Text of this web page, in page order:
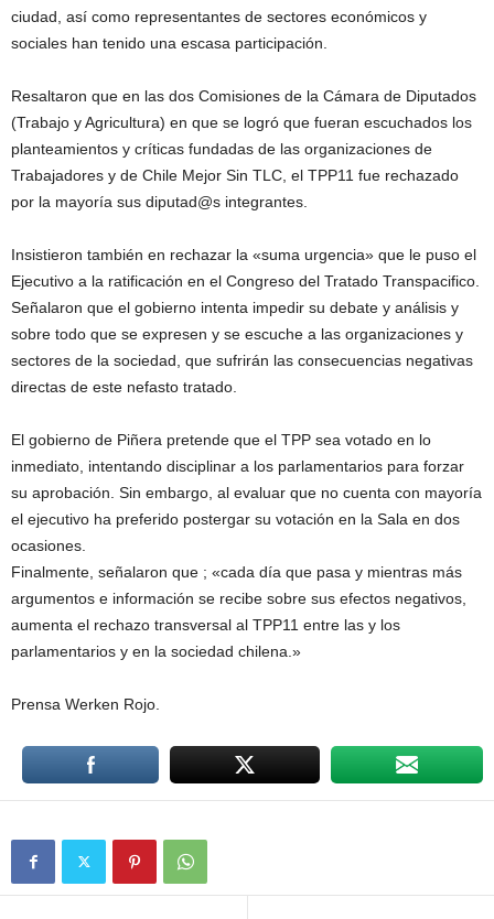
ciudad, así como representantes de sectores económicos y
sociales han tenido una escasa participación.
Resaltaron que en las dos Comisiones de la Cámara de Diputados
(Trabajo y Agricultura) en que se logró que fueran escuchados los
planteamientos y críticas fundadas de las organizaciones de
Trabajadores y de Chile Mejor Sin TLC, el TPP11 fue rechazado
por la mayoría sus diputad@s integrantes.
Insistieron también en rechazar la «suma urgencia» que le puso el
Ejecutivo a la ratificación en el Congreso del Tratado Transpacifico.
Señalaron que el gobierno intenta impedir su debate y análisis y
sobre todo que se expresen y se escuche a las organizaciones y
sectores de la sociedad, que sufrirán las consecuencias negativas
directas de este nefasto tratado.
El gobierno de Piñera pretende que el TPP sea votado en lo
inmediato, intentando disciplinar a los parlamentarios para forzar
su aprobación. Sin embargo, al evaluar que no cuenta con mayoría
el ejecutivo ha preferido postergar su votación en la Sala en dos
ocasiones.
Finalmente, señalaron que ; «cada día que pasa y mientras más
argumentos e información se recibe sobre sus efectos negativos,
aumenta el rechazo transversal al TPP11 entre las y los
parlamentarios y en la sociedad chilena.»
Prensa Werken Rojo.